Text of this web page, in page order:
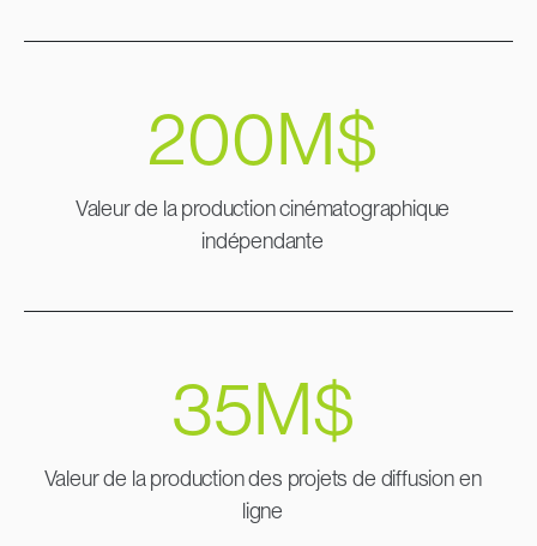
200M$
Valeur de la production cinématographique
indépendante
35M$
Valeur de la production des projets de diffusion en
ligne